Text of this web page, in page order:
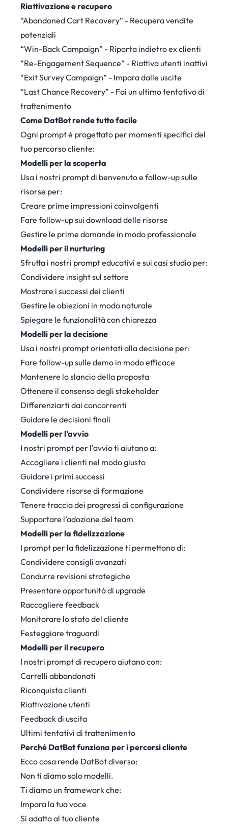
Riattivazione e recupero
“Abandoned Cart Recovery” - Recupera vendite
potenziali
“Win-Back Campaign” - Riporta indietro ex clienti
“Re-Engagement Sequence” - Riattiva utenti inattivi
“Exit Survey Campaign” - Impara dalle uscite
“Last Chance Recovery” - Fai un ultimo tentativo di
trattenimento
Come DatBot rende tutto facile
Ogni prompt è progettato per momenti specifici del
tuo percorso cliente:
Modelli per la scoperta
Usa i nostri prompt di benvenuto e follow-up sulle
risorse per:
Creare prime impressioni coinvolgenti
Fare follow-up sui download delle risorse
Gestire le prime domande in modo professionale
Modelli per il nurturing
Sfrutta i nostri prompt educativi e sui casi studio per:
Condividere insight sul settore
Mostrare i successi dei clienti
Gestire le obiezioni in modo naturale
Spiegare le funzionalità con chiarezza
Modelli per la decisione
Usa i nostri prompt orientati alla decisione per:
Fare follow-up sulle demo in modo efficace
Mantenere lo slancio della proposta
Ottenere il consenso degli stakeholder
Differenziarti dai concorrenti
Guidare le decisioni finali
Modelli per l’avvio
I nostri prompt per l’avvio ti aiutano a:
Accogliere i clienti nel modo giusto
Guidare i primi successi
Condividere risorse di formazione
Tenere traccia dei progressi di configurazione
Supportare l’adozione del team
Modelli per la fidelizzazione
I prompt per la fidelizzazione ti permettono di:
Condividere consigli avanzati
Condurre revisioni strategiche
Presentare opportunità di upgrade
Raccogliere feedback
Monitorare lo stato del cliente
Festeggiare traguardi
Modelli per il recupero
I nostri prompt di recupero aiutano con:
Carrelli abbandonati
Riconquista clienti
Riattivazione utenti
Feedback di uscita
Ultimi tentativi di trattenimento
Perché DatBot funziona per i percorsi cliente
Ecco cosa rende DatBot diverso:
Non ti diamo solo modelli.
Ti diamo un framework che:
Impara la tua voce
Si adatta al tuo cliente